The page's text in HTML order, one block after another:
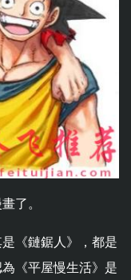
了。
《鏈鋸人》，都是
《平屋慢生活》是